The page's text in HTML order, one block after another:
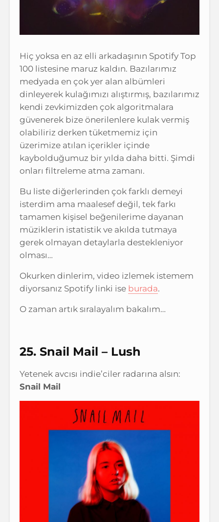
Hiç yoksa en az elli arkadaşının Spotify Top
100 listesine maruz kaldın. Bazılarımız
medyada en çok yer alan albümleri
dinleyerek kulağımızı alıştırmış, bazılarımız
kendi zevkimizden çok algoritmalara
güvenerek bize önerilenlere kulak vermiş
olabiliriz derken tüketmemiz için
üzerimize atılan içerikler içinde
kaybolduğumuz bir yılda daha bitti. Şimdi
onları filtreleme atma zamanı.
Bu liste diğerlerinden çok farklı demeyi
isterdim ama maalesef değil, tek farkı
tamamen kişisel beğenilerime dayanan
müziklerin istatistik ve akılda tutmaya
gerek olmayan detaylarla destekleniyor
olması…
Okurken dinlerim, video izlemek istemem
diyorsanız Spotify linki ise burada.
O zaman artık sıralayalım bakalım…
25. Snail Mail – Lush
Yetenek avcısı indie’ciler radarına alsın:
Snail Mail